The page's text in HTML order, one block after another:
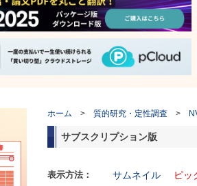
ホーム > 質的研究・定性調査 >
サブスクリプション版
表示方法： サムネイル ピッ